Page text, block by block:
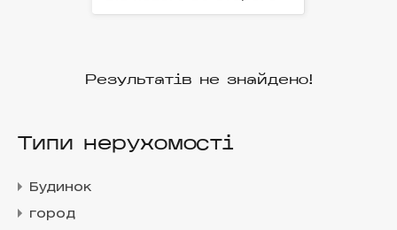
Результатів не знайдено!
Типи нерухомості
Будинок
город